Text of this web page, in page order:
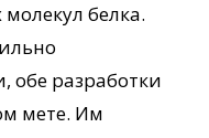
белка.
обе разработки
мете. Им